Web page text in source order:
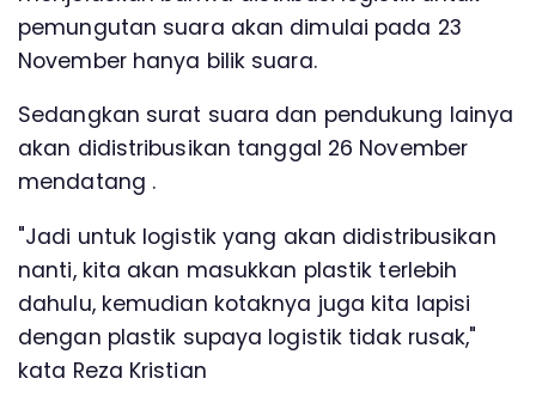
pemungutan suara akan dimulai pada 23
November hanya bilik suara.
Sedangkan surat suara dan pendukung lainya
akan didistribusikan tanggal 26 November
mendatang .
"Jadi untuk logistik yang akan didistribusikan
nanti, kita akan masukkan plastik terlebih
dahulu, kemudian kotaknya juga kita lapisi
dengan plastik supaya logistik tidak rusak,"
kata Reza Kristian